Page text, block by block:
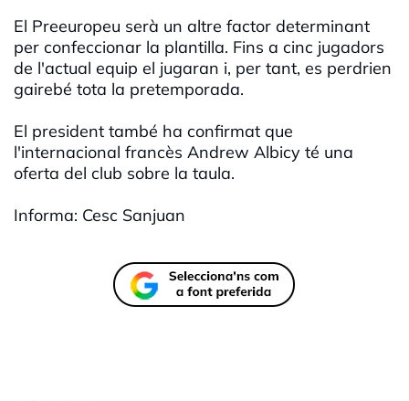
El Preeuropeu serà un altre factor determinant
per confeccionar la plantilla. Fins a cinc jugadors
de l'actual equip el jugaran i, per tant, es perdrien
gairebé tota la pretemporada.
El president també ha confirmat que
l'internacional francès Andrew Albicy té una
oferta del club sobre la taula.
Informa: Cesc Sanjuan